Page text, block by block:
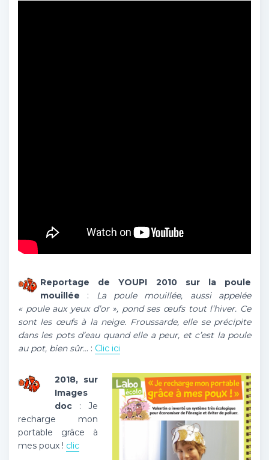
Reportage de YOUPI 2010 sur la poule
mouillée : La poule mouillée, aussi appelée
« poule aux yeux d’or », pond ses œufs tout l’hiver. Ce
sont les œufs à la neige. Froussarde, elle se précipite
dans les pots d’eau quand elle a peur, et c’est la poule
au pot, bien sûr... : Clic ici
2018, sur
Images
doc : Je
recharge mon
portable grâce à
mes poux ! clic